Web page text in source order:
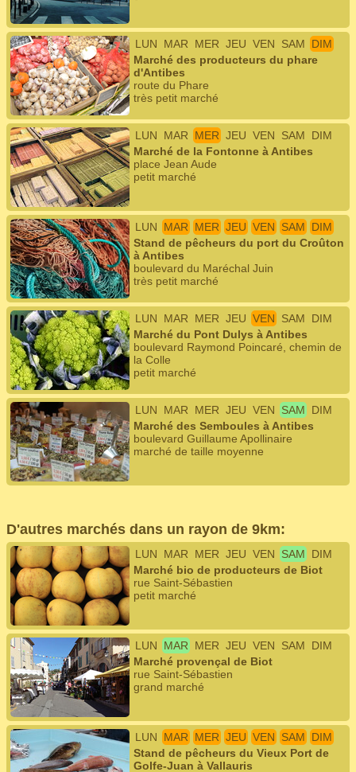
LUN MAR MER JEU VEN SAM
DIM
Marché des producteurs du phare
d'Antibes
route du Phare
très petit marché
LUN MAR MER JEU VEN SAM
DIM
Marché de la Fontonne à Antibes
place Jean Aude
petit marché
LUN MAR MER JEU VEN SAM
DIM
Stand de pêcheurs du port du Croûton
à Antibes
boulevard du Maréchal Juin
très petit marché
LUN MAR MER JEU VEN SAM
DIM
Marché du Pont Dulys à Antibes
boulevard Raymond Poincaré, chemin de
la Colle
petit marché
LUN MAR MER JEU VEN SAM
DIM
Marché des Semboules à Antibes
boulevard Guillaume Apollinaire
marché de taille moyenne
D'autres marchés dans un rayon de 9km:
LUN MAR MER JEU VEN SAM
DIM
Marché bio de producteurs de Biot
rue Saint-Sébastien
petit marché
LUN MAR MER JEU VEN SAM
DIM
Marché provençal de Biot
rue Saint-Sébastien
grand marché
LUN MAR MER JEU VEN SAM
DIM
Stand de pêcheurs du Vieux Port de
Golfe-Juan à Vallauris